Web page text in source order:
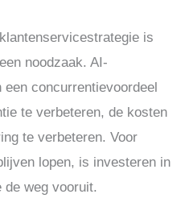
is
noodzaak. AI-
concurrentievoordeel
te verbeteren, de kosten
te verbeteren. Voor
lopen, is investeren in
weg vooruit.